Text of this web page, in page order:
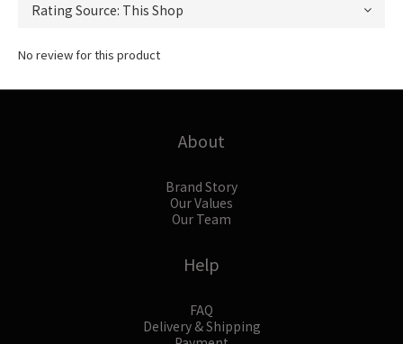
No review for this product
About
Brand Story
Our Values
Our Team
Help
FAQ
Delivery & Shipping